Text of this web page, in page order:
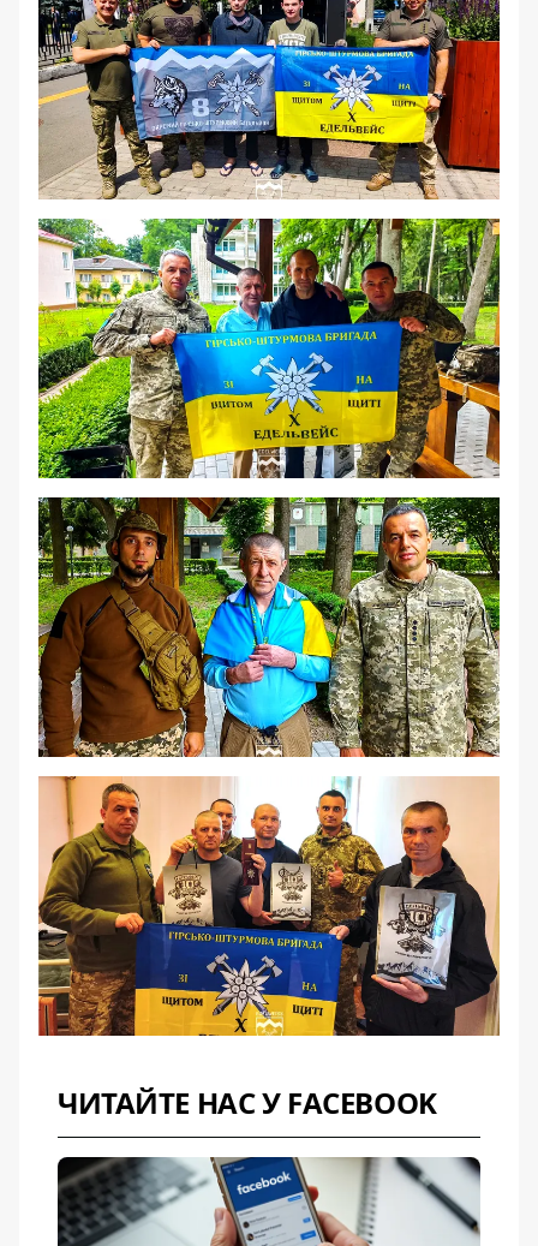
ЧИТАЙТЕ НАС У FACEBOOK